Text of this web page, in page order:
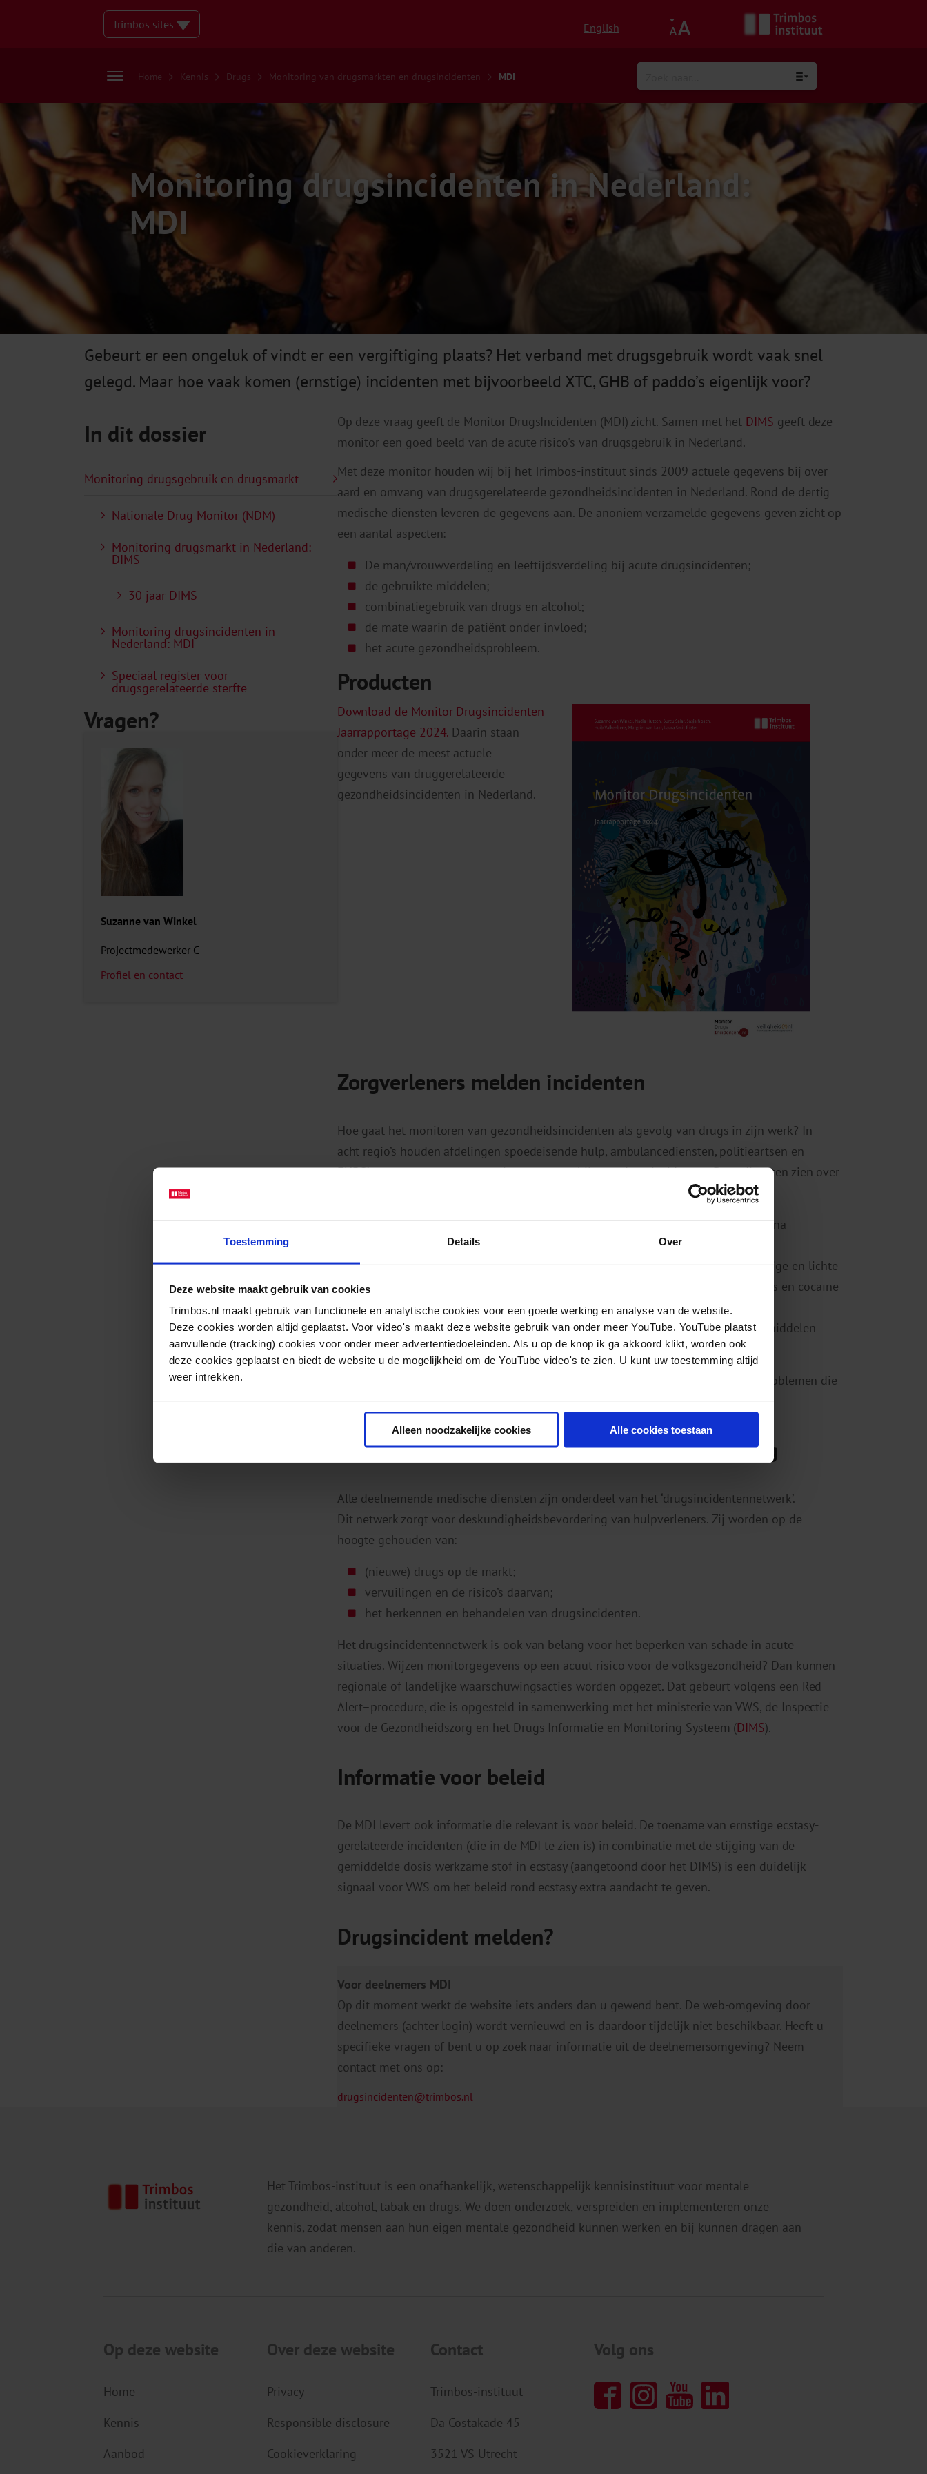
Toestemming Details Over
Deze website maakt gebruik van cookies
Trimbos.nl maakt gebruik van functionele en analytische cookies voor een goede werking en analyse van de website.
Deze cookies worden altijd geplaatst. Voor video's maakt deze website gebruik van onder meer YouTube. YouTube plaatst
aanvullende (tracking) cookies voor onder meer advertentiedoeleinden. Als u op de knop ik ga akkoord klikt, worden ook
deze cookies geplaatst en biedt de website u de mogelijkheid om de YouTube video's te zien. U kunt uw toestemming altijd
weer intrekken.
Alleen noodzakelijke cookies Alle cookies toestaan
Trimbos sites English
Home Kennis Drugs Monitoring van drugsmarkten en drugsincidenten MDI
Monitoring drugsincidenten in Nederland:
MDI
Gebeurt er een ongeluk of vindt er een vergiftiging plaats? Het verband met drugsgebruik wordt vaak snel
gelegd. Maar hoe vaak komen (ernstige) incidenten met bijvoorbeeld XTC, GHB of paddo’s eigenlijk voor?
In dit dossier
Monitoring drugsgebruik en drugsmarkt
Nationale Drug Monitor (NDM)
Monitoring drugsmarkt in Nederland:
DIMS
30 jaar DIMS
Monitoring drugsincidenten in
Nederland: MDI
Speciaal register voor
drugsgerelateerde sterfte
Vragen?
Suzanne van Winkel
Projectmedewerker C
Profiel en contact
Op deze vraag geeft de Monitor DrugsIncidenten (MDI) zicht. Samen met het DIMS geeft deze
monitor een goed beeld van de acute risico's van drugsgebruik in Nederland.
Met deze monitor houden wij bij het Trimbos-instituut sinds 2009 actuele gegevens bij over
aard en omvang van drugsgerelateerde gezondheidsincidenten in Nederland. Rond de dertig
medische diensten leveren de gegevens aan. De anoniem verzamelde gegevens geven zicht op
een aantal aspecten:
De man/vrouwverdeling en leeftijdsverdeling bij acute drugsincidenten;
de gebruikte middelen;
combinatiegebruik van drugs en alcohol;
de mate waarin de patiënt onder invloed;
het acute gezondheidsprobleem.
Producten
Download de Monitor Drugsincidenten
Jaarrapportage 2024. Daarin staan
onder meer de meest actuele
gegevens van druggerelateerde
gezondheidsincidenten in Nederland.
Zorgverleners melden incidenten
Hoe gaat het monitoren van gezondheidsincidenten als gevolg van drugs in zijn werk? In
acht regio’s houden afdelingen spoedeisende hulp, ambulancediensten, politieartsen en
EHBO’ers op evenementen continu gegevens bij over drugsincidenten. Deze diensten zien over
De EHBO-organisaties zien overwegend lichte gezondheidsproblemen, vaak na
Ambulances en ziekenhuizen worden geconfronteerd met een mix van ernstige en lichte
intoxicaties, samenhangend met het gebruik van middelen als GHB, cannabis en cocaïne
en juist weinig ecstasy.
Patiënten die door politieartsen worden gezien hebben vaak stimulerende middelen
genomen.
Dankzij deze verschillende bronnen ontstaat een breed overzicht van de acute problemen die
Doelen van MDI: preventie en schadebeperking
Alle deelnemende medische diensten zijn onderdeel van het ‘drugsincidentennetwerk’.
Dit netwerk zorgt voor deskundigheidsbevordering van hulpverleners. Zij worden op de
hoogte gehouden van:
(nieuwe) drugs op de markt;
vervuilingen en de risico’s daarvan;
het herkennen en behandelen van drugsincidenten.
Het drugsincidentennetwerk is ook van belang voor het beperken van schade in acute
situaties. Wijzen monitorgegevens op een acuut risico voor de volksgezondheid? Dan kunnen
regionale of landelijke waarschuwingsacties worden opgezet. Dat gebeurt volgens een Red
Alert–procedure, die is opgesteld in samenwerking met het ministerie van VWS, de Inspectie
voor de Gezondheidszorg en het Drugs Informatie en Monitoring Systeem (DIMS).
Informatie voor beleid
De MDI levert ook informatie die relevant is voor beleid. De toename van ernstige ecstasy-
gerelateerde incidenten (die in de MDI te zien is) in combinatie met de stijging van de
gemiddelde dosis werkzame stof in ecstasy (aangetoond door het DIMS) is een duidelijk
signaal voor VWS om het beleid rond ecstasy extra aandacht te geven.
Drugsincident melden?
Voor deelnemers MDI
Op dit moment werkt de website iets anders dan u gewend bent. De web-omgeving door
deelnemers (achter login) wordt vernieuwd en is daardoor tijdelijk niet beschikbaar. Heeft u
specifieke vragen of bent u op zoek naar informatie uit de deelnemersomgeving? Neem
contact met ons op:
drugsincidenten@trimbos.nl
Het Trimbos-instituut is een onafhankelijk, wetenschappelijk kennisinstituut voor mentale
gezondheid, alcohol, tabak en drugs. We doen onderzoek, verspreiden en implementeren onze
kennis, zodat mensen aan hun eigen mentale gezondheid kunnen werken en bij kunnen dragen aan
die van anderen.
Op deze website
Home
Kennis
Aanbod
Over deze website
Privacy
Responsible disclosure
Cookieverklaring
Contact
Trimbos-instituut
Da Costakade 45
3521 VS Utrecht
Volg ons